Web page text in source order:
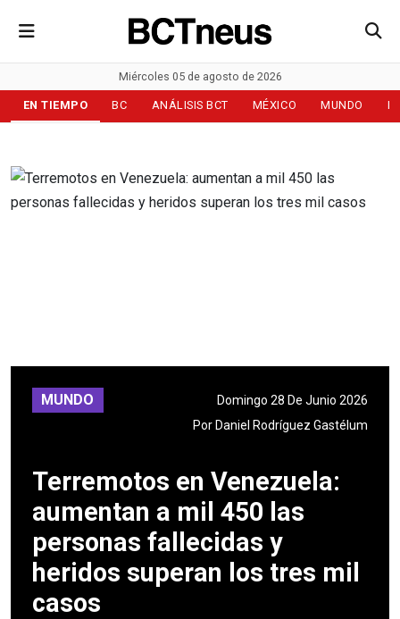
Miércoles 05 de agosto de 2026
EN TIEMPO BC ANÁLISIS BCT MÉXICO MUNDO
MUNDO
Domingo 28 De Junio 2026
Por Daniel Rodríguez Gastélum
Terremotos en Venezuela:
aumentan a mil 450 las
personas fallecidas y
heridos superan los tres mil
casos